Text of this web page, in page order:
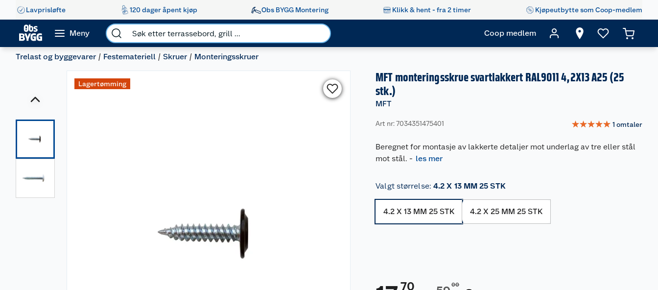
Lavprisløfte 120 dager åpent kjøp Obs BYGG Montering Klikk & hent - fra 2 timer Kjøpeutbytte som Coop-medlem
Meny Coop medlem
Trelast og byggevarer Festemateriell Skruer Monteringsskruer
Lagertømming
MFT monteringsskrue svartlakkert RAL9011 4,2X13 A25 (25
stk.)
MFT
Art nr: 7034351475401 ☆☆☆☆☆ 1 omtaler
Beregnet for montasje av lakkerte detaljer mot underlag av tre eller stål
mot stål. - les mer
Valgt størrelse: 4.2 X 13 MM 25 STK
4.2 X 13 MM 25 STK 4.2 X 25 MM 25 STK
70 00